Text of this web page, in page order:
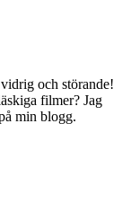
och störande!
filmer? Jag
min blogg.